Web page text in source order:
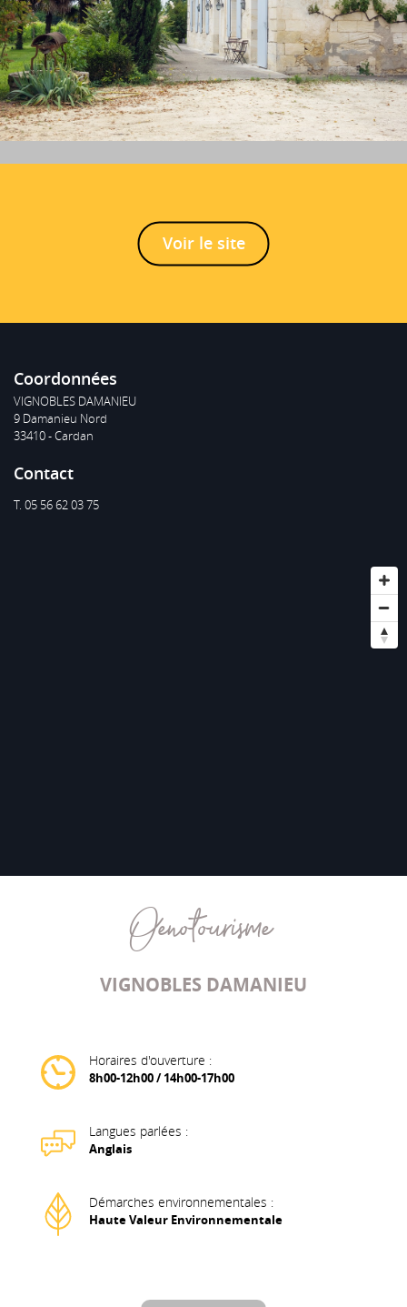
Voir le site
Coordonnées
VIGNOBLES DAMANIEU
9 Damanieu Nord
33410 - Cardan
Contact
T. 05 56 62 03 75
Oenotourisme
VIGNOBLES DAMANIEU
Horaires d'ouverture :
8h00-12h00 / 14h00-17h00
Langues parlées :
Anglais
Démarches environnementales :
Haute Valeur Environnementale